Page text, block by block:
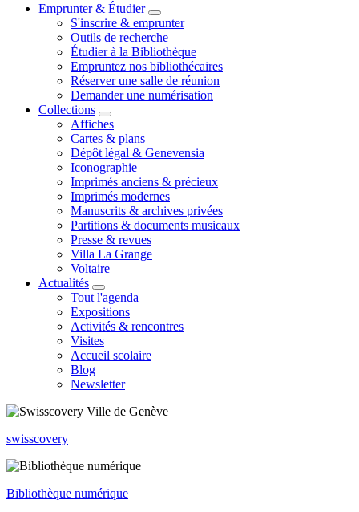
Emprunter & Étudier
S'inscrire & emprunter
Outils de recherche
Étudier à la Bibliothèque
Empruntez nos bibliothécaires
Réserver une salle de réunion
Demander une numérisation
Collections
Affiches
Cartes & plans
Dépôt légal & Genevensia
Iconographie
Imprimés anciens & précieux
Imprimés modernes
Manuscrits & archives privées
Partitions & documents musicaux
Presse & revues
Villa La Grange
Voltaire
Actualités
Tout l'agenda
Expositions
Activités & rencontres
Visites
Accueil scolaire
Blog
Newsletter
swisscovery
Bibliothèque numérique